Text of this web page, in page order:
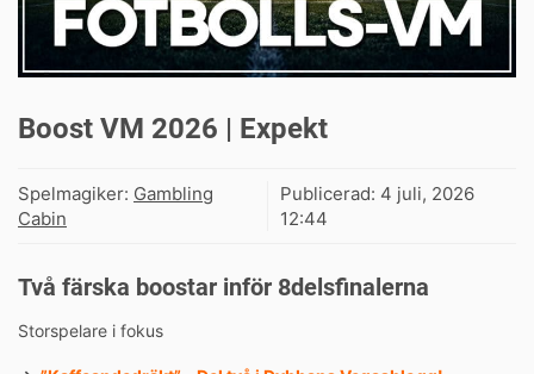
Boost VM 2026 | Expekt
Spelmagiker: Gambling
Cabin
Publicerad: 4 juli, 2026
12:44
Två färska boostar inför 8delsfinalerna
Storspelare i fokus